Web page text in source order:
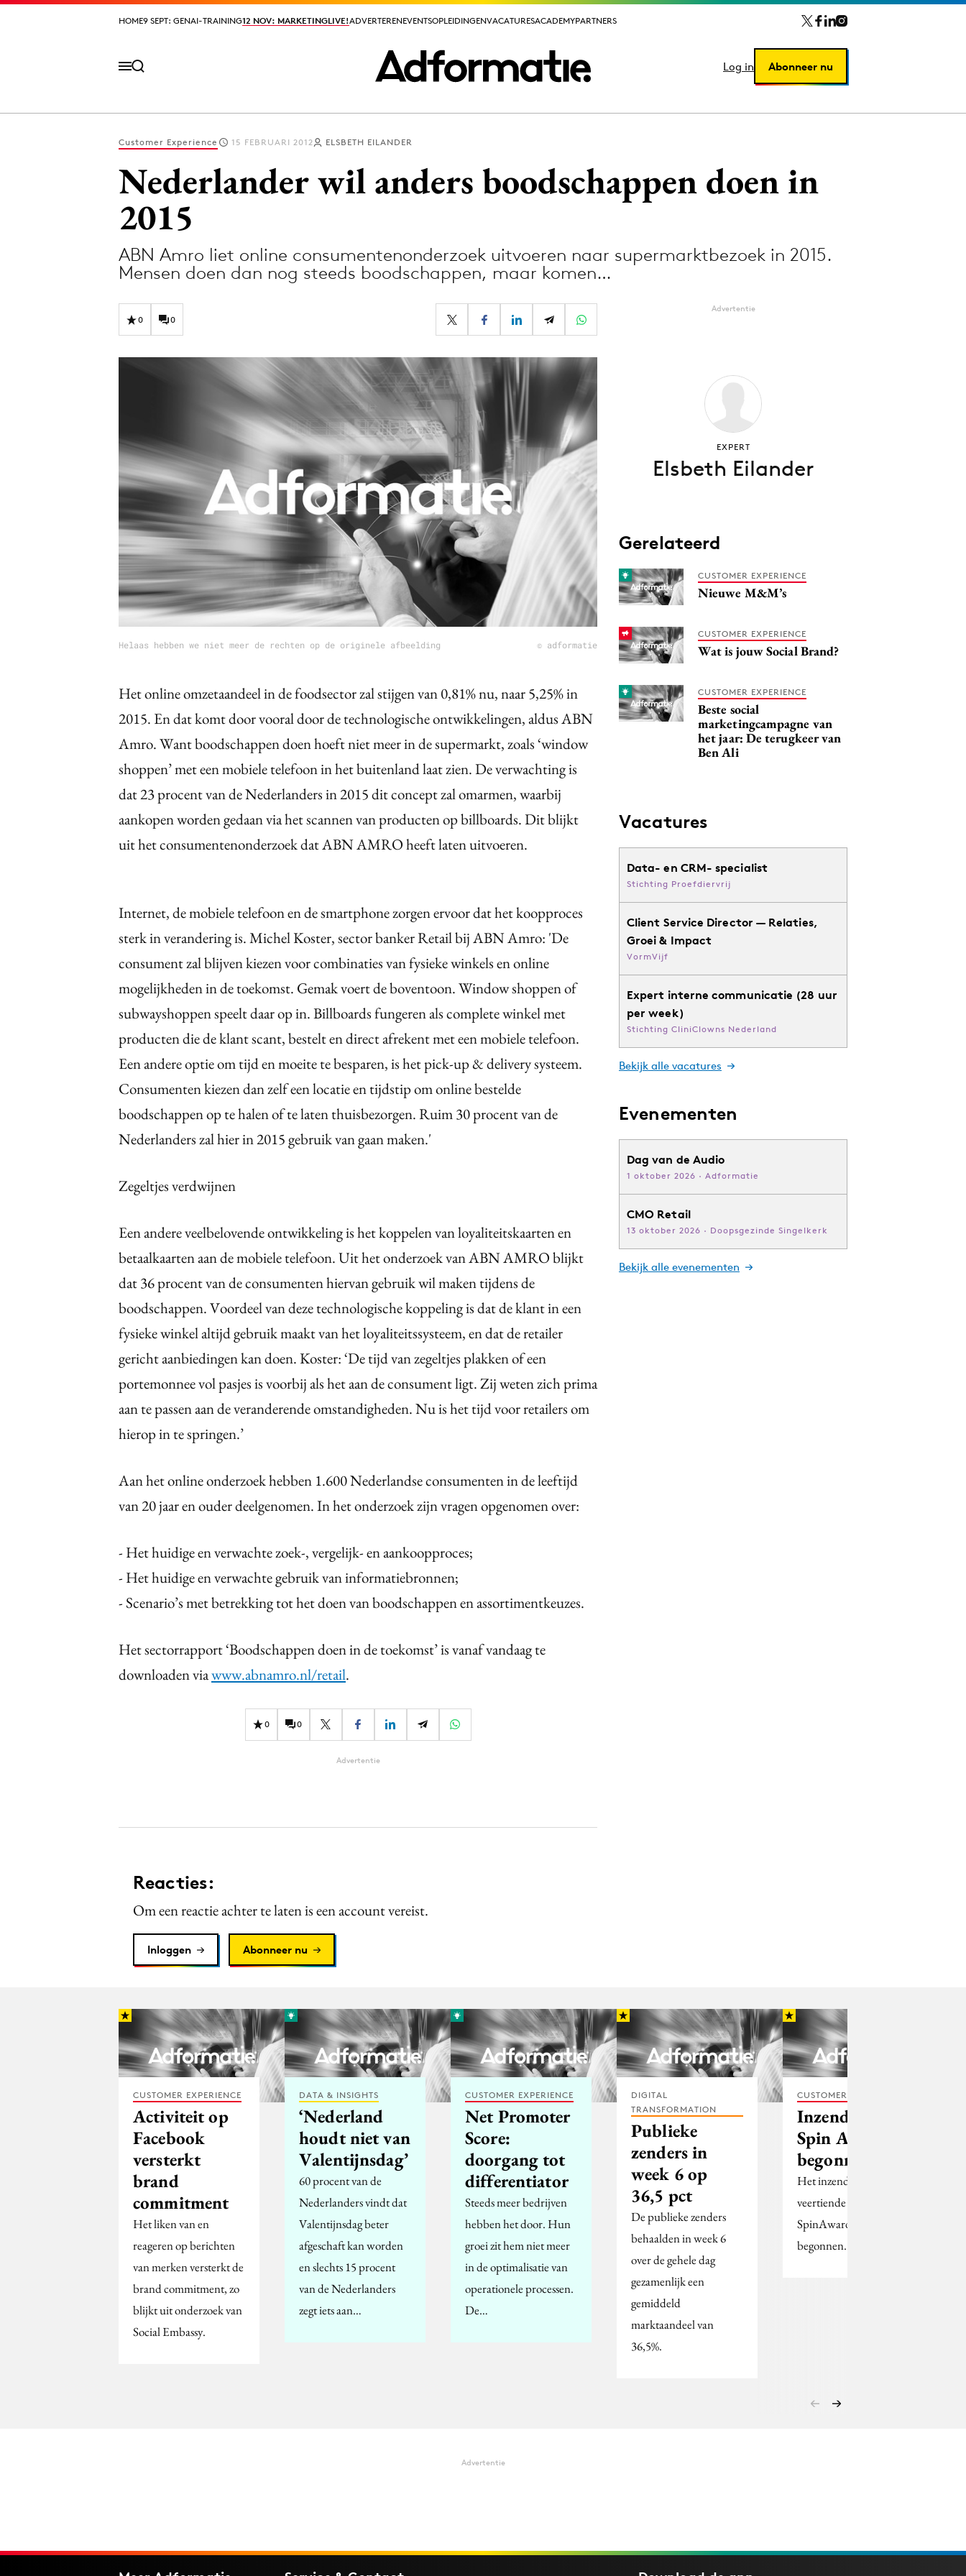
HOME9 SEPT: GENAI-TRAINING12 NOV: MARKETINGLIVE!ADVERTERENEVENTSOPLEIDINGENVACATURESACADEMYPARTNERS
Log in Abonneer nu
HOME9 SEPT: GENAI-TRAINING12 NOV: MARKETINGLIVE!ADVERTERENEVENTSOPLEIDINGENVACATURESACADEMYPARTNERS
Log in Abonneer nu
Design
Digital transformation
Influencer marketing
Interne communicatie
Martech
Media
Merkstrategie
PR
Programmatic
Reputatie & crisis
Customer Experience 15 FEBRUARI 2012 ELSBETH EILANDER
Nederlander wil anders boodschappen doen in
2015
ABN Amro liet online consumentenonderzoek uitvoeren naar supermarktbezoek in 2015.
Mensen doen dan nog steeds boodschappen, maar komen…
0 0
Helaas hebben we niet meer de rechten op de originele afbeelding © adformatie
Het online omzetaandeel in de foodsector zal stijgen van 0,81% nu, naar 5,25% in
2015. En dat komt door vooral door de technologische ontwikkelingen, aldus ABN
Amro. Want boodschappen doen hoeft niet meer in de supermarkt, zoals ‘window
shoppen’ met een mobiele telefoon in het buitenland laat zien. De verwachting is
dat 23 procent van de Nederlanders in 2015 dit concept zal omarmen, waarbij
aankopen worden gedaan via het scannen van producten op billboards. Dit blijkt
uit het consumentenonderzoek dat ABN AMRO heeft laten uitvoeren.
Internet, de mobiele telefoon en de smartphone zorgen ervoor dat het koopproces
sterk in verandering is. Michel Koster, sector banker Retail bij ABN Amro: 'De
consument zal blijven kiezen voor combinaties van fysieke winkels en online
mogelijkheden in de toekomst. Gemak voert de boventoon. Window shoppen of
subwayshoppen speelt daar op in. Billboards fungeren als complete winkel met
producten die de klant scant, bestelt en direct afrekent met een mobiele telefoon.
Een andere optie om tijd en moeite te besparen, is het pick-up & delivery systeem.
Consumenten kiezen dan zelf een locatie en tijdstip om online bestelde
boodschappen op te halen of te laten thuisbezorgen. Ruim 30 procent van de
Nederlanders zal hier in 2015 gebruik van gaan maken.'
Zegeltjes verdwijnen
Een andere veelbelovende ontwikkeling is het koppelen van loyaliteitskaarten en
betaalkaarten aan de mobiele telefoon. Uit het onderzoek van ABN AMRO blijkt
dat 36 procent van de consumenten hiervan gebruik wil maken tijdens de
boodschappen. Voordeel van deze technologische koppeling is dat de klant in een
fysieke winkel altijd gebruik maakt van het loyaliteitssysteem, en dat de retailer
gericht aanbiedingen kan doen. Koster: ‘De tijd van zegeltjes plakken of een
portemonnee vol pasjes is voorbij als het aan de consument ligt. Zij weten zich prima
aan te passen aan de veranderende omstandigheden. Nu is het tijd voor retailers om
hierop in te springen.’
Aan het online onderzoek hebben 1.600 Nederlandse consumenten in de leeftijd
van 20 jaar en ouder deelgenomen. In het onderzoek zijn vragen opgenomen over:
- Het huidige en verwachte zoek-, vergelijk- en aankoopproces;
- Het huidige en verwachte gebruik van informatiebronnen;
- Scenario’s met betrekking tot het doen van boodschappen en assortimentkeuzes.
Het sectorrapport ‘Boodschappen doen in de toekomst’ is vanaf vandaag te
downloaden viawww.abnamro.nl/retail.
0 0
Advertentie
Reacties:
Om een reactie achter te laten is een account vereist.
Inloggen Abonneer nu
Advertentie
EXPERT
Elsbeth Eilander
Gerelateerd
CUSTOMER EXPERIENCE
Nieuwe M&M’s
CUSTOMER EXPERIENCE
Wat is jouw Social Brand?
CUSTOMER EXPERIENCE
Beste social
marketingcampagne van
het jaar: De terugkeer van
Ben Ali
Vacatures
Data- en CRM- specialist
Stichting Proefdiervrij
Client Service Director — Relaties,
Groei & Impact
VormVijf
Expert interne communicatie (28 uur
per week)
Stichting CliniClowns Nederland
Bekijk alle vacatures
Evenementen
Dag van de Audio
1 oktober 2026 · Adformatie
CMO Retail
13 oktober 2026 · Doopsgezinde Singelkerk
Bekijk alle evenementen
CUSTOMER EXPERIENCE
Activiteit op
Facebook
versterkt
brand
commitment
Het liken van en
reageren op berichten
van merken versterkt de
brand commitment, zo
blijkt uit onderzoek van
Social Embassy.
DATA & INSIGHTS
‘Nederland
houdt niet van
Valentijnsdag’
60 procent van de
Nederlanders vindt dat
Valentijnsdag beter
afgeschaft kan worden
en slechts 15 procent
van de Nederlanders
zegt iets aan…
CUSTOMER EXPERIENCE
Net Promoter
Score:
doorgang tot
differentiator
Steeds meer bedrijven
hebben het door. Hun
groei zit hem niet meer
in de optimalisatie van
operationele processen.
De…
DIGITAL
TRANSFORMATION
Publieke
zenders in
week 6 op
36,5 pct
De publieke zenders
behaalden in week 6
over de gehele dag
gezamenlijk een
gemiddeld
marktaandeel van
36,5%.
CUSTOMER EXPERIENCE
Inzenden voor
Spin Awards
begonnen
Het inzenden voor de
veertiende editie van de
SpinAwards is vandaag
begonnen.
Advertentie